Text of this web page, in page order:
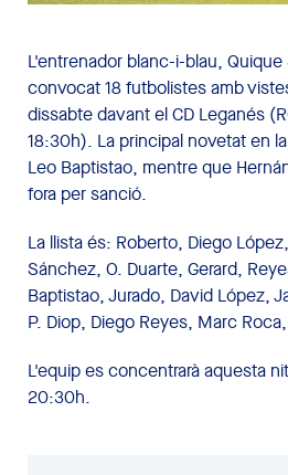
L'entrenador blanc-i-blau,
convocat 18 futbolistes amb
dissabte davant el CD Leganés
18:30h). La principal novetat en
Leo Baptistao, mentre que
fora per sanció.
La llista és: Roberto, Diego
Sánchez, O. Duarte, Gerard,
Baptistao, Jurado, David López,
P. Diop, Diego Reyes, Marc
L'equip es concentrarà aquesta
20:30h.